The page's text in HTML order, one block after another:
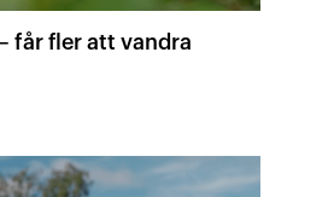
får fler att vandra